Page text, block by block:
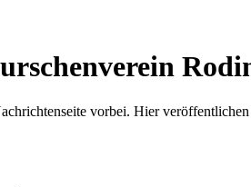
vorbei. Hier